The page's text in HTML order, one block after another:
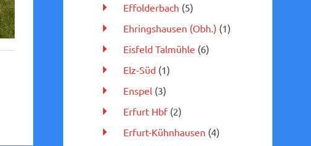
Effolderbach (5)
Ehringshausen (Obh.) (1)
Eisfeld Talmühle (6)
Elz-Süd(1)
Enspel(3)
Erfurt Hbf(2)
Erfurt-Kühnhausen (4)